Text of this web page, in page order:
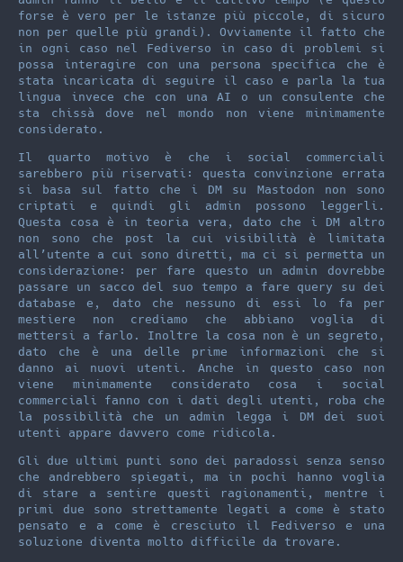
forse è vero per le istanze più piccole, di sicuro
non per quelle più grandi). Ovviamente il fatto che
in ogni caso nel Fediverso in caso di problemi si
possa interagire con una persona specifica che è
stata incaricata di seguire il caso e parla la tua
lingua invece che con una AI o un consulente che
sta chissà dove nel mondo non viene minimamente
considerato.
Il quarto motivo è che i social commerciali
sarebbero più riservati: questa convinzione errata
si basa sul fatto che i DM su Mastodon non sono
criptati e quindi gli admin possono leggerli.
Questa cosa è in teoria vera, dato che i DM altro
non sono che post la cui visibilità è limitata
all’utente a cui sono diretti, ma ci si permetta un
considerazione: per fare questo un admin dovrebbe
passare un sacco del suo tempo a fare query su dei
database e, dato che nessuno di essi lo fa per
mestiere non crediamo che abbiano voglia di
mettersi a farlo. Inoltre la cosa non è un segreto,
dato che è una delle prime informazioni che si
danno ai nuovi utenti. Anche in questo caso non
viene minimamente considerato cosa i social
commerciali fanno con i dati degli utenti, roba che
la possibilità che un admin legga i DM dei suoi
utenti appare davvero come ridicola.
Gli due ultimi punti sono dei paradossi senza senso
che andrebbero spiegati, ma in pochi hanno voglia
di stare a sentire questi ragionamenti, mentre i
primi due sono strettamente legati a come è stato
pensato e a come è cresciuto il Fediverso e una
soluzione diventa molto difficile da trovare.